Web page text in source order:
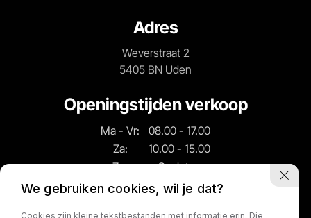
Adres
Weverstraat 2
5405 BN Uden
Openingstijden verkoop
Ma - Vr:
08.00 - 17.00
Za:
10.00 - 15.00
Zo:
Gesloten
Openingstijden
We gebruiken cookies, wil je dat?
Cookies zijn kleine tekstbestanden met informatie erin. Die